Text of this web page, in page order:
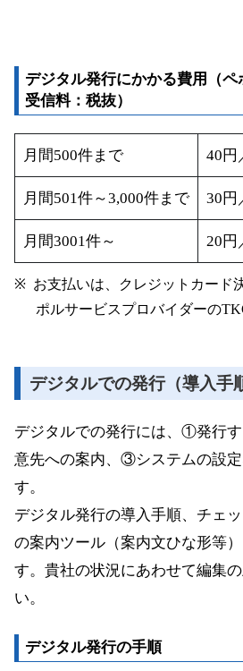
デジタル発行にかかる費用（
受信料：税抜）
月間500件まで 40円
月間501件～3,000件まで 30円
月間3001件～ 20円
お支払いは、クレジットカード
ポルサービスプロバイダーの
デジタルでの発行（導入手
デジタルでの発行には、①発行
意先への案内、③システムの設
す。
デジタル発行の導入手順、チェ
の案内ツール（案内文ひな形等
す。貴社の状況にあわせて編集
い。
デジタル発行の手順